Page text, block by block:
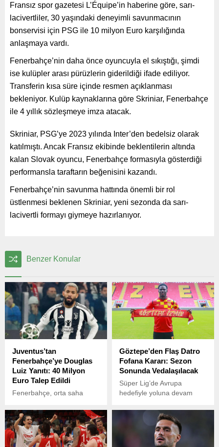
Fransız spor gazetesi L’Équipe’in haberine göre, sarı-
lacivertliler, 30 yaşındaki deneyimli savunmacının
bonservisi için PSG ile 10 milyon Euro karşılığında
anlaşmaya vardı.
Fenerbahçe’nin daha önce oyuncuyla el sıkıştığı, şimdi
ise kulüpler arası pürüzlerin giderildiği ifade ediliyor.
Transferin kısa süre içinde resmen açıklanması
bekleniyor. Kulüp kaynaklarına göre Skriniar, Fenerbahçe
ile 4 yıllık sözleşmeye imza atacak.
Skriniar, PSG’ye 2023 yılında Inter’den bedelsiz olarak
katılmıştı. Ancak Fransız ekibinde beklentilerin altında
kalan Slovak oyuncu, Fenerbahçe formasıyla gösterdiği
performansla taraftarın beğenisini kazandı.
Fenerbahçe’nin savunma hattında önemli bir rol
üstlenmesi beklenen Skriniar, yeni sezonda da sarı-
lacivertli formayı giymeye hazırlanıyor.
Benzer Konular
Juventus’tan
Fenerbahçe’ye Douglas
Luiz Yanıtı: 40 Milyon
Euro Talep Edildi
Fenerbahçe, orta saha
forması giyen Douglas Luiz’i
kadrosuna katmak isterken,
İtalyan kulübünden gelen
yüksek bonservis talebi
Göztepe’den Flaş Datro
Fofana Kararı: Sezon
Sonunda Vedalaşılacak
Süper Lig’de Avrupa
hedefiyle yoluna devam
döneminde de hareketli
günler geçiriyor.